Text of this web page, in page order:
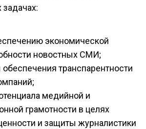
экономической
новостных СМИ;
транспарентности
медийной и
грамотности в целях
и защиты журналистики